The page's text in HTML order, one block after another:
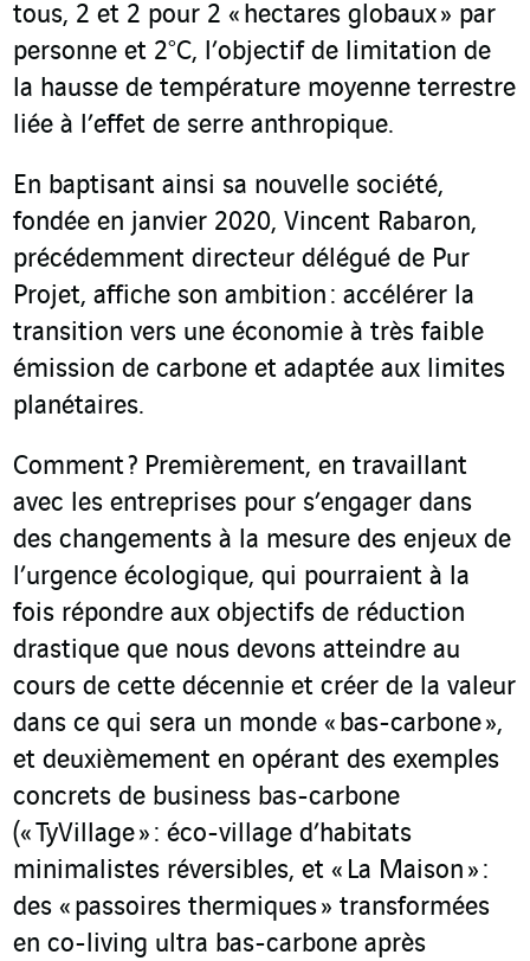
tous, 2 et 2 pour 2 « hectares globaux » par
personne et 2°C, l’objectif de limitation de
la hausse de température moyenne terrestre
liée à l’effet de serre anthropique.
En baptisant ainsi sa nouvelle société,
fondée en janvier 2020, Vincent Rabaron,
précédemment directeur délégué de Pur
Projet, affiche son ambition : accélérer la
transition vers une économie à très faible
émission de carbone et adaptée aux limites
planétaires.
Comment ? Premièrement, en travaillant
avec les entreprises pour s’engager dans
des changements à la mesure des enjeux de
l’urgence écologique, qui pourraient à la
fois répondre aux objectifs de réduction
drastique que nous devons atteindre au
cours de cette décennie et créer de la valeur
dans ce qui sera un monde « bas-carbone »,
et deuxièmement en opérant des exemples
concrets de business bas-carbone
(« TyVillage » : éco-village d’habitats
minimalistes réversibles, et « La Maison » :
des « passoires thermiques » transformées
en co-living ultra bas-carbone après